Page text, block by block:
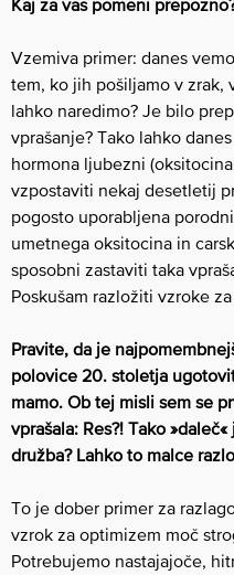
Kaj za vas pomeni
Vzemiva primer: danes
tem, ko jih pošiljamo v zrak,
lahko naredimo? Je bilo
vprašanje? Tako lahko
hormona ljubezni
vzpostaviti nekaj desetletij
pogosto uporabljena
umetnega oksitocina in
sposobni zastaviti taka
Poskušam razložiti vzroke
Pravite, da je
polovice 20. stoletja
mamo. Ob tej misli sem se
vprašala: Res?! Tako
družba? Lahko to malce
To je dober primer za
vzrok za optimizem moč
Potrebujemo nastajajoče,